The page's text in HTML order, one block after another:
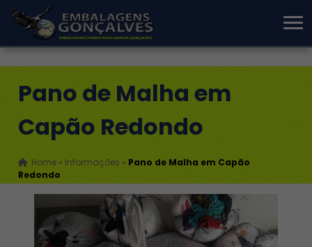
Pano de Malha em
Capão Redondo
Home » Informações » Pano de Malha em Capão
Redondo